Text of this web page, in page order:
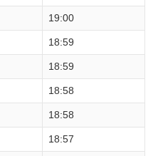
19:00
18:59
18:59
18:58
18:58
18:57